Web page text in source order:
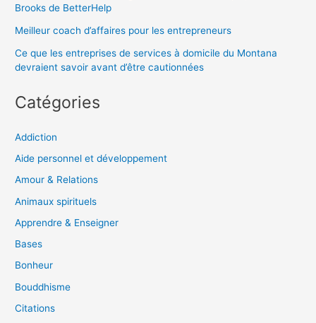
Brooks de BetterHelp
Meilleur coach d’affaires pour les entrepreneurs
Ce que les entreprises de services à domicile du Montana
devraient savoir avant d’être cautionnées
Catégories
Addiction
Aide personnel et développement
Amour & Relations
Animaux spirituels
Apprendre & Enseigner
Bases
Bonheur
Bouddhisme
Citations